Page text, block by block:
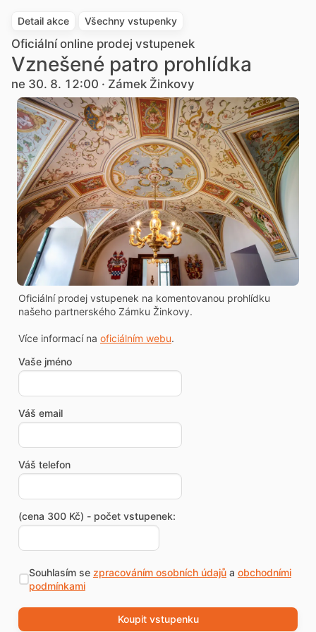
Detail akce Všechny vstupenky
Oficiální online prodej vstupenek
Vznešené patro prohlídka
ne 30. 8. 12:00 · Zámek Žinkovy
Oficiální prodej vstupenek na komentovanou prohlídku
našeho partnerského Zámku Žinkovy.
Více informací na oficiálním webu.
Vaše jméno
Váš email
Váš telefon
(cena 300 Kč) - počet vstupenek:
Souhlasím se zpracováním osobních údajůa obchodními
podmínkami
Koupit vstupenku